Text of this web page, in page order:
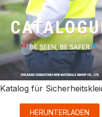
Katalog für
HERUNTERLADEN